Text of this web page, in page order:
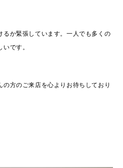
るか緊張しています。一人でも多くの
です。
方のご来店を心よりお待ちしており